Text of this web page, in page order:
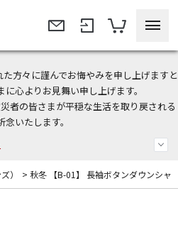
方々に謹んでお悔やみを申し上げますと
心よりお見舞い申し上げます。
者の皆さまが平穏な生活を取り戻される
念いたします。
問い合わせ＞
クーポンプレゼント！
） > 秋冬 【B-01】 長袖ボタンダウンシャ